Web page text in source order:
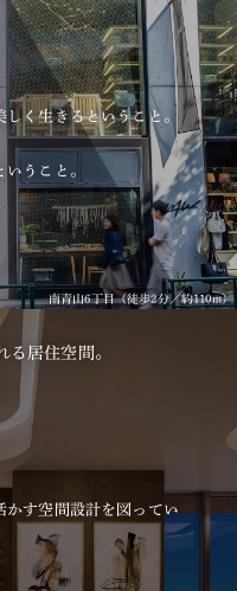
く生きるということ。
うこと。
南青山6丁目（徒歩2分／約110m）
居住空間。
かす空間設計を図ってい